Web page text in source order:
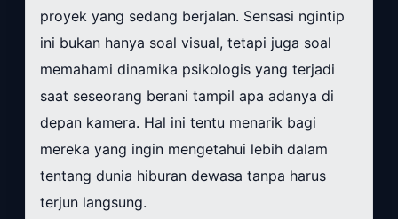
proyek yang sedang berjalan. Sensasi ngintip
ini bukan hanya soal visual, tetapi juga soal
memahami dinamika psikologis yang terjadi
saat seseorang berani tampil apa adanya di
depan kamera. Hal ini tentu menarik bagi
mereka yang ingin mengetahui lebih dalam
tentang dunia hiburan dewasa tanpa harus
terjun langsung.